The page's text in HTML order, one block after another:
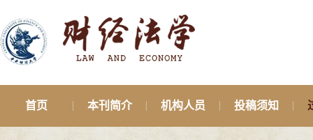
首页 本刊简介 机构人员 投稿须知